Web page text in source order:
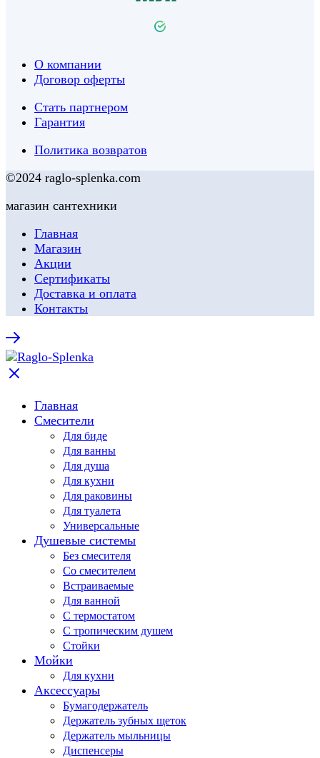
О компании
Договор оферты
Стать партнером
Гарантия
Политика возвратов
©2024 raglo-splenka.com
магазин сантехники
Главная
Магазин
Акции
Сертификаты
Доставка и оплата
Контакты
Главная
Смесители
Для биде
Для ванны
Для душа
Для кухни
Для раковины
Для туалета
Универсальные
Душевые системы
Без смесителя
Со смесителем
Встраиваемые
Для ванной
С термостатом
С тропическим душем
Стойки
Мойки
Для кухни
Аксессуары
Бумагодержатель
Держатель зубных щеток
Держатель мыльницы
Диспенсеры